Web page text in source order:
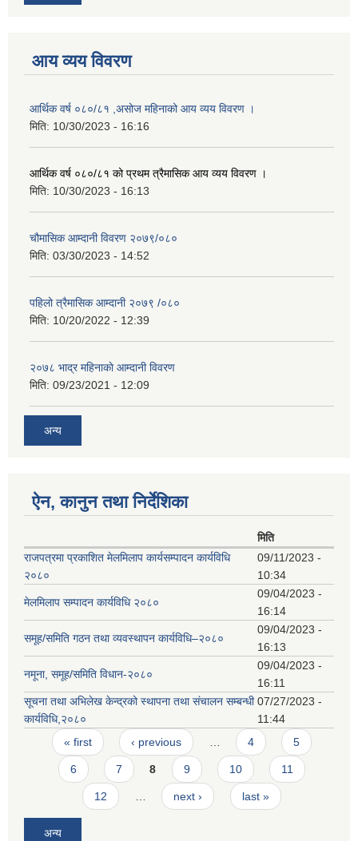
आय व्यय विवरण
आर्थिक वर्ष ०८०/८१ ,असोज महिनाको आय व्यय विवरण ।
मिति: 10/30/2023 - 16:16
आर्थिक वर्ष ०८०/८१ को प्रथम त्रैमासिक आय व्यय विवरण ।
मिति: 10/30/2023 - 16:13
चौमासिक आम्दानी विवरण २०७९/०८०
मिति: 03/30/2023 - 14:52
पहिलो त्रैमासिक आम्दानी २०७९ /०८०
मिति: 10/20/2022 - 12:39
२०७८ भाद्र महिनाकाे आम्दानी विवरण
मिति: 09/23/2021 - 12:09
अन्य
ऐन, कानुन तथा निर्देशिका
मिति
राजपत्रमा प्रकाशित मेलमिलाप कार्यसम्पादन कार्यविधि
२०८०
09/11/2023 -
10:34
मेलमिलाप सम्पादन कार्यविधि २०८०
09/04/2023 -
16:14
समूह/समिति गठन तथा व्यवस्थापन कार्यविधि–२०८०
09/04/2023 -
16:13
नमूना, समूह/समिति विधान-२०८०
09/04/2023 -
16:11
सूचना तथा अभिलेख केन्द्रको स्थापना तथा संचालन सम्बन्धी
कार्यविधि,२०८०
07/27/2023 -
11:44
Pages
« first ‹ previous 4 5
6 7 8 9 10 11
12 next › last »
अन्य